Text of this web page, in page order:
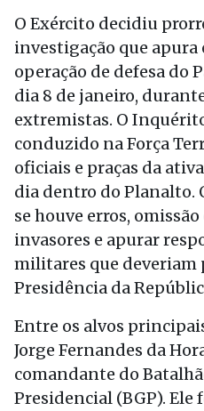
O Exército decidiu
investigação que apura
operação de defesa do
dia 8 de janeiro,
extremistas. O
conduzido na Força
oficiais e praças da
dia dentro do Planalto.
se houve erros,
invasores e apurar
militares que deveriam
Presidência da
Entre os alvos
Jorge Fernandes da
comandante do
Presidencial (BGP).